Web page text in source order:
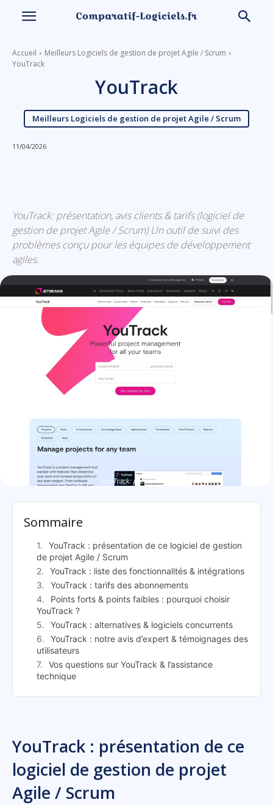
Accueil
Meilleurs Logiciels de gestion de projet Agile / Scrum
YouTrack
YouTrack
Meilleurs Logiciels de gestion de projet Agile / Scrum
11/04/2026
YouTrack: présentation, avis clients & tarifs (logiciel de
gestion de projet Agile / Scrum) Un outil de suivi des
problèmes conçu pour les équipes de développement
agiles.
YouTrack: présentation
Sommaire
YouTrack : présentation de ce logiciel de gestion
de projet Agile / Scrum
YouTrack : liste des fonctionnalités & intégrations
YouTrack : tarifs des abonnements
Points forts & points faibles : pourquoi choisir
YouTrack ?
YouTrack : alternatives & logiciels concurrents
YouTrack : notre avis d’expert & témoignages des
utilisateurs
Vos questions sur YouTrack & l’assistance
technique
YouTrack : présentation de ce
logiciel de gestion de projet
Agile / Scrum